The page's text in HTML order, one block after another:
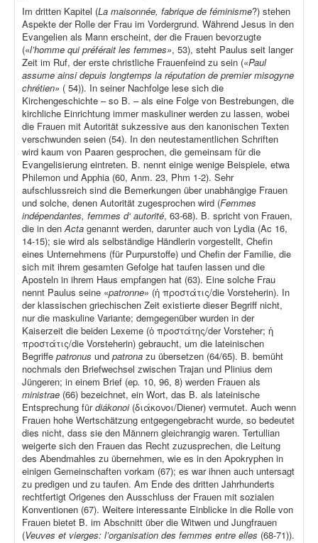
Im dritten Kapitel (La maisonnée, fabrique de féminisme?) stehen
Aspekte der Rolle der Frau im Vordergrund. Während Jesus in den
Evangelien als Mann erscheint, der die Frauen bevorzugte
(«l’homme qui préférait les femmes», 53), steht Paulus seit langer
Zeit im Ruf, der erste christliche Frauenfeind zu sein («Paul
assume ainsi depuis longtemps la réputation de premier misogyne
chrétien» ( 54)). In seiner Nachfolge lese sich die
Kirchengeschichte – so B. – als eine Folge von Bestrebungen, die
kirchliche Einrichtung immer maskuliner werden zu lassen, wobei
die Frauen mit Autorität sukzessive aus den kanonischen Texten
verschwunden seien (54). In den neutestamentlichen Schriften
wird kaum von Paaren gesprochen, die gemeinsam für die
Evangelisierung eintreten. B. nennt einige wenige Beispiele, etwa
Philemon und Apphia (60, Anm. 23, Phm 1-2). Sehr
aufschlussreich sind die Bemerkungen über unabhängige Frauen
und solche, denen Autorität zugesprochen wird (Femmes
indépendantes, femmes d‘ autorité, 63-68). B. spricht von Frauen,
die in denActa genannt werden, darunter auch von Lydia (Ac 16,
14-15); sie wird als selbständige Händlerin vorgestellt, Chefin
eines Unternehmens (für Purpurstoffe) und Chefin der Familie, die
sich mit ihrem gesamten Gefolge hat taufen lassen und die
Aposteln in ihrem Haus empfangen hat (63). Eine solche Frau
nennt Paulus seine «patronne» (ἡ προστάτις/die Vorsteherin). In
der klassischen griechischen Zeit existierte dieser Begriff nicht,
nur die maskuline Variante; demgegenüber wurden in der
Kaiserzeit die beiden Lexeme (ὁ προστάτης/der Vorsteher; ἡ
προστάτις/die Vorsteherin) gebraucht, um die lateinischen
Begriffe patronus und patrona zu übersetzen (64/65). B. bemüht
nochmals den Briefwechsel zwischen Trajan und Plinius dem
Jüngeren; in einem Brief (ep. 10, 96, 8) werden Frauen als
ministrae (66) bezeichnet, ein Wort, das B. als lateinische
Entsprechung fürdiákonoi (διάκονοι/Diener) vermutet. Auch wenn
Frauen hohe Wertschätzung entgegengebracht wurde, so bedeutet
dies nicht, dass sie den Männern gleichrangig waren. Tertullian
weigerte sich den Frauen das Recht zuzusprechen, die Leitung
des Abendmahles zu übernehmen, wie es in den Apokryphen in
einigen Gemeinschaften vorkam (67); es war ihnen auch untersagt
zu predigen und zu taufen. Am Ende des dritten Jahrhunderts
rechtfertigt Origenes den Ausschluss der Frauen mit sozialen
Konventionen (67). Weitere interessante Einblicke in die Rolle von
Frauen bietet B. im Abschnitt über die Witwen und Jungfrauen
(Veuves et vierges: l’organisation des femmes entre elles (68-71)).